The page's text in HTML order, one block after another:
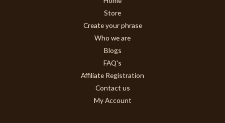
Store
Create your phrase
Who we are
Blogs
FAQ's
Affiliate Registration
Contact us
My Account